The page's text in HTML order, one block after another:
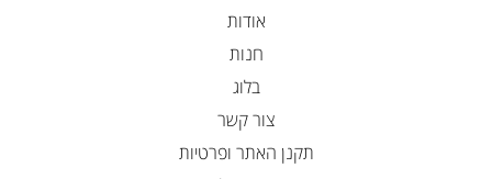
אודות
חנות
בלוג
צור קשר
תקנן האתר ופרטיות